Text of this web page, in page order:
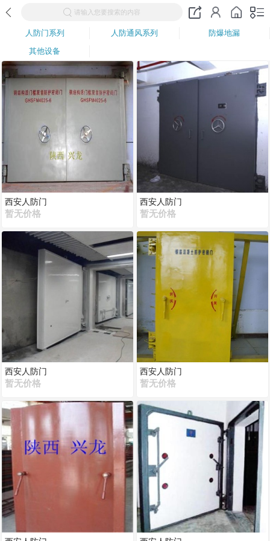
请输入您要搜索的内容
人防门系列 人防通风系列
防爆地漏
其他设备
西安人防门
暂无价格
西安人防门
暂无价格
西安人防门
暂无价格
西安人防门
暂无价格